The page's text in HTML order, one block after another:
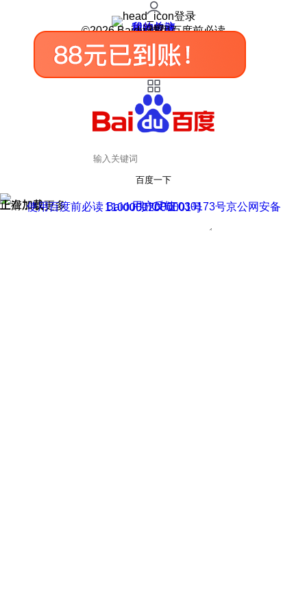
登录
我的关注
我的收藏
皮肤中心
用户反馈
设置
©2026 Baidu 使用百度前必读
百度一下
正在加载
上滑加载更多 用户反馈
使用百度前必读 Baidu 京ICP证030173号
京公网安备11000002000001号